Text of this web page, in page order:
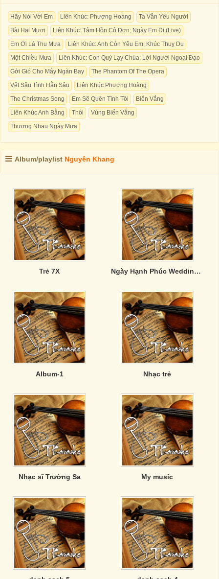
Hãy Nói Với Em Liên Khúc: Phượng Hoàng
Ta Vẫn Yêu Người
Bài Hai Mươi
Liên Khúc: Tâm Hồn Cô Đơn; Ngày Em Đi (Live)
Em Ơi Lá Thu Mưa
Liên Khúc: Anh Còn Yêu Em; Khúc Thuỵ Du
Một Chiều Mưa
Liên Khúc: Con Quỳ Lạy Chúa; Lời Người Ngoại Đạo
Gởi Gió Cho Mây Ngàn Bay
The Phantom Of The Opera
Vết Sầu Tình Hằn Sâu
Liên Khúc Phượng Hoàng
The Christmas Song
Em Sẽ Quên Tình Tôi
Biển Vắng
Liên Khúc Anh Bằng
Thôi
Vùng Biển Vắng
Thương Nhau Ngày Mưa
Album/playlist Nguyên Khang
Trẻ 7X Ngày Hạnh Phúc Wedding Day
Album-1 Nhạc trẻ
Nhạc sĩ Trường Sa My music